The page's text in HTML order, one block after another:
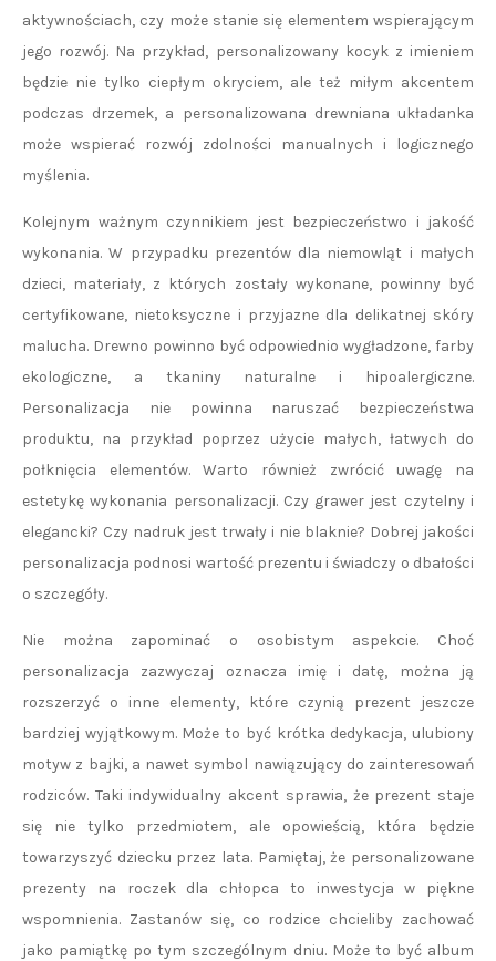
aktywnościach, czy może stanie się elementem wspierającym
jego rozwój. Na przykład, personalizowany kocyk z imieniem
będzie nie tylko ciepłym okryciem, ale też miłym akcentem
podczas drzemek, a personalizowana drewniana układanka
może wspierać rozwój zdolności manualnych i logicznego
myślenia.
Kolejnym ważnym czynnikiem jest bezpieczeństwo i jakość
wykonania. W przypadku prezentów dla niemowląt i małych
dzieci, materiały, z których zostały wykonane, powinny być
certyfikowane, nietoksyczne i przyjazne dla delikatnej skóry
malucha. Drewno powinno być odpowiednio wygładzone, farby
ekologiczne, a tkaniny naturalne i hipoalergiczne.
Personalizacja nie powinna naruszać bezpieczeństwa
produktu, na przykład poprzez użycie małych, łatwych do
połknięcia elementów. Warto również zwrócić uwagę na
estetykę wykonania personalizacji. Czy grawer jest czytelny i
elegancki? Czy nadruk jest trwały i nie blaknie? Dobrej jakości
personalizacja podnosi wartość prezentu i świadczy o dbałości
o szczegóły.
Nie można zapominać o osobistym aspekcie. Choć
personalizacja zazwyczaj oznacza imię i datę, można ją
rozszerzyć o inne elementy, które czynią prezent jeszcze
bardziej wyjątkowym. Może to być krótka dedykacja, ulubiony
motyw z bajki, a nawet symbol nawiązujący do zainteresowań
rodziców. Taki indywidualny akcent sprawia, że prezent staje
się nie tylko przedmiotem, ale opowieścią, która będzie
towarzyszyć dziecku przez lata. Pamiętaj, że personalizowane
prezenty na roczek dla chłopca to inwestycja w piękne
wspomnienia. Zastanów się, co rodzice chcieliby zachować
jako pamiątkę po tym szczególnym dniu. Może to być album